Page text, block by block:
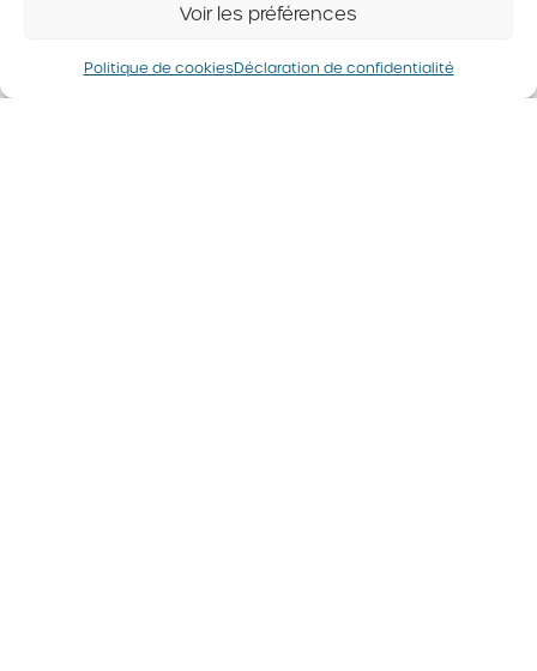
Voir les préférences
Politique de cookiesDéclaration de confidentialité